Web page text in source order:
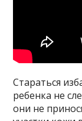
Стараться
ребенка не
они не